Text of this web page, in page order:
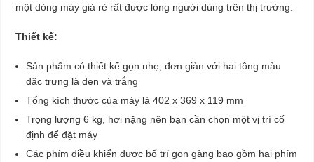
một dòng máy giá rẻ rất được lòng người dùng trên thị trường.
Thiết kế:
Sản phẩm có thiết kế gọn nhẹ, đơn giản với hai tông màu
đặc trưng là đen và trắng
Tổng kích thước của máy là 402 x 369 x 119 mm
Trọng lượng 6 kg, hơi nặng nên bạn cần chọn một vị trí cố
định để đặt máy
Các phím điều khiển được bố trí gọn gàng bao gồm hai phím